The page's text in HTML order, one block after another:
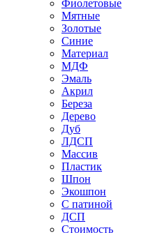
Фиолетовые
Мятные
Золотые
Синие
Материал
МДФ
Эмаль
Акрил
Береза
Дерево
Дуб
ЛДСП
Массив
Пластик
Шпон
Экошпон
С патиной
ДСП
Стоимость